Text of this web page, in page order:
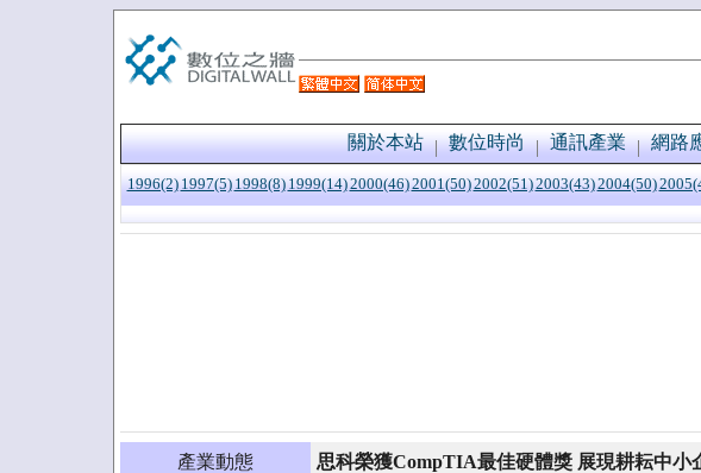
關於本站 數位時尚 通訊產業 網路
1996(2) 1997(5) 1998(8) 1999(14)2000(46)2001(50)2002(51)2003(43)2004(50)
產業動態 思科榮獲CompTIA最佳硬體獎 展現耕耘中小